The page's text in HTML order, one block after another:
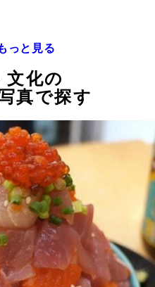
っと見る
文化の
真で探す